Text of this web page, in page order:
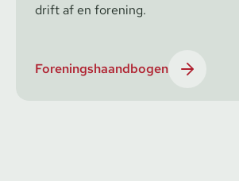
drift af en forening.
Foreningshaandbogen